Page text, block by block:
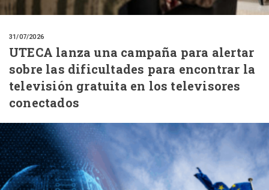
31/07/2026
UTECA lanza una campaña para alertar
sobre las dificultades para encontrar la
televisión gratuita en los televisores
conectados